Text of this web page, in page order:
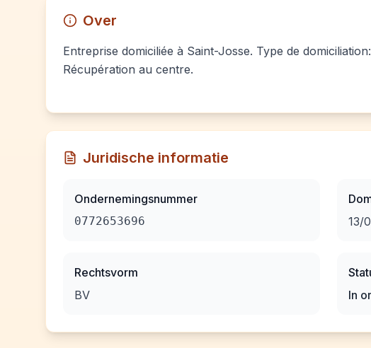
Over
Entreprise domiciliée à Saint-Josse. Type de
Récupération au centre.
Juridische informatie
Ondernemingsnummer
0772653696
Rechtsvorm
BV
13/
In